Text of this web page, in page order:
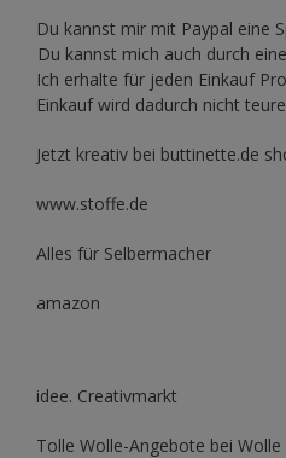
Du kannst mir mit Paypal eine
Du kannst mich auch durch
Ich erhalte für jeden Einkauf
Einkauf wird dadurch nicht
Jetzt kreativ bei buttinette.de
www.stoffe.de
Alles für Selbermacher
amazon
idee. Creativmarkt
Tolle Wolle-Angebote bei Wolle